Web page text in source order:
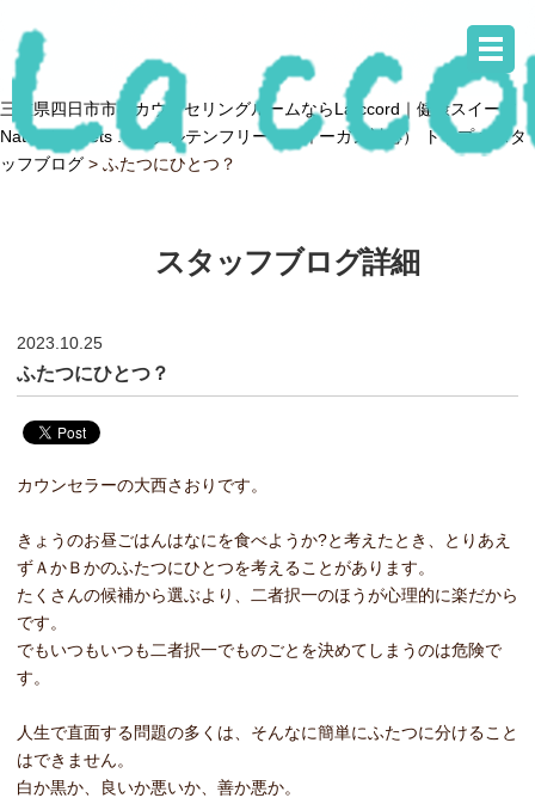
三重県四日市市のカウンセリングルームならLa ccord｜健康スイーツ
Natural sweets .O（グルテンフリー・ヴィーガン対応） トップ >
スタ
ッフブログ > ふたつにひとつ？
スタッフブログ詳細
2023.10.25
ふたつにひとつ？
カウンセラーの大西さおりです。
きょうのお昼ごはんはなにを食べようか?と考えたとき、とりあえ
ずＡかＢかのふたつにひとつを考えることがあります。
たくさんの候補から選ぶより、二者択一のほうが心理的に楽だから
です。
でもいつもいつも二者択一でものごとを決めてしまうのは危険で
す。
人生で直面する問題の多くは、そんなに簡単にふたつに分けること
はできません。
白か黒か、良いか悪いか、善か悪か。